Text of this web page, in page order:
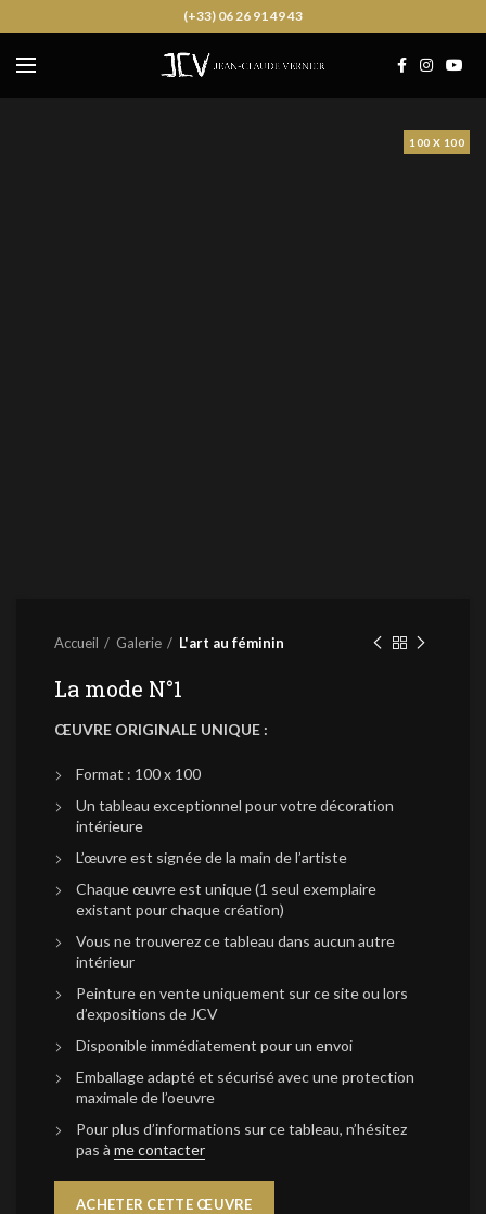
(+33) 06 26 91 49 43
100 X 100
Accueil Galerie L'art au féminin
La mode N°1
ŒUVRE ORIGINALE UNIQUE :
Format : 100 x 100
Un tableau exceptionnel pour votre décoration
intérieure
L’œuvre est signée de la main de l’artiste
Chaque œuvre est unique (1 seul exemplaire
existant pour chaque création)
Vous ne trouverez ce tableau dans aucun autre
intérieur
Peinture en vente uniquement sur ce site ou lors
d’expositions de JCV
Disponible immédiatement pour un envoi
Emballage adapté et sécurisé avec une protection
maximale de l’oeuvre
Pour plus d’informations sur ce tableau, n’hésitez
pas à me contacter
ACHETER CETTE ŒUVRE